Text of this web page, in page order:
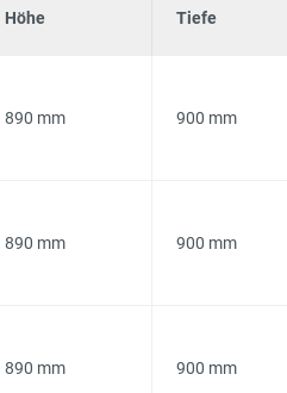
Höhe Tiefe
890 mm 900 mm
890 mm 900 mm
890 mm 900 mm